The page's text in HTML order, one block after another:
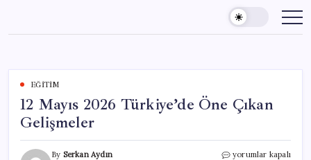
content
EĞITIM
12 Mayıs 2026 Türkiye’de Öne Çıkan
Gelişmeler
By Serkan Aydın
12
yorumlar kapalı